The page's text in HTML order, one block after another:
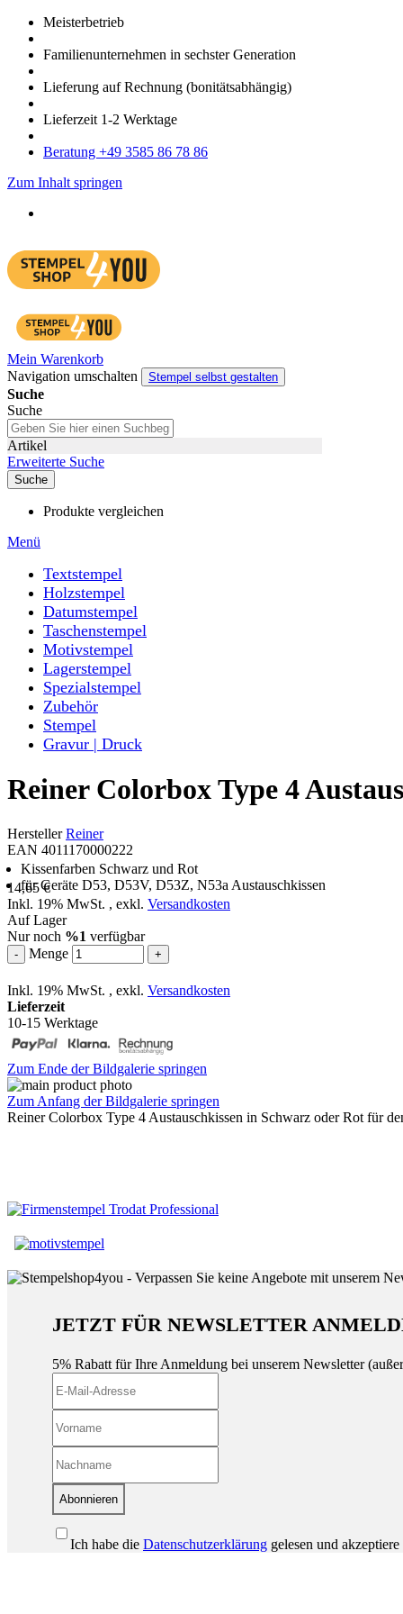
Meister­betrieb
Familien­unter­nehmen in sechster Gene­ration
Lieferung auf Rech­nung (bonitätsabhängig)
Liefer­zeit 1-2 Werk­tage
Bera­tung +49 3585 86 78 86
Zum Inhalt springen
Mein Warenkorb
Navigation umschalten
Stempel selbst gestalten
Suche
Suche
Artikel
Erweiterte Suche
Suche
Produkte vergleichen
Menü
Textstempel
Holzstempel
Datumstempel
Taschenstempel
Motivstempel
Lagerstempel
Spezialstempel
Zubehör
Stempel
Gravur | Druck
Reiner Colorbox Type 4
HerstellerReiner
EAN 4011170000222
Kissenfarben Schwarz und Rot
für Geräte D53, D53V, D53Z, N53a Austauschkissen
14,65 €
Inkl. 19% MwSt. , exkl. Versandkosten
Auf Lager
Nur noch %1 verfügbar
- Menge +
Inkl. 19% MwSt. , exkl. Versandkosten
Lieferzeit
10-15 Werktage
Zum Ende der Bildgalerie springen
Zum Anfang der Bildgalerie springen
Reiner Colorbox Type 4 Austauschkissen in Schwarz oder Rot für
JETZT FÜR NEWSLETTER
5% Rabatt für Ihre Anmeldung bei unserem Newsletter
Abonnieren
Ich habe die Datenschutzerklärung gelesen und